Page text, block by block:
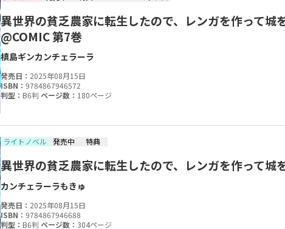
異世界の貧乏農家に転生したので、レンガを作って城
@COMIC 第7巻
槙島ギンカンチェラーラ
発売日： 2025年08月15日
ISBN： 9784867946572
判型： B6判 ページ数： 180ページ
ライトノベル 発売中 特典
異世界の貧乏農家に転生したので、レンガを作って城
カンチェラーラもきゅ
発売日： 2025年08月15日
ISBN： 9784867946688
判型： B6判 ページ数： 304ページ